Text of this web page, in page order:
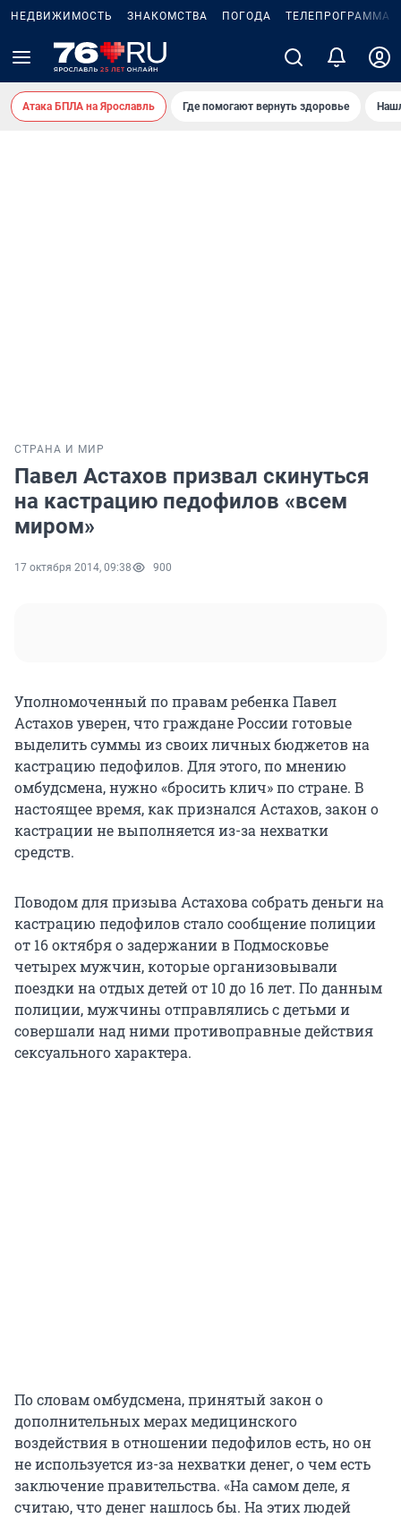
НЕДВИЖИМОСТЬ ЗНАКОМСТВА ПОГОДА ТЕЛЕПРОГРАММА
Атака БПЛА на Ярославль Где помогают вернуть здоровье
СТРАНА И МИР
Павел Астахов призвал скинуться
на кастрацию педофилов «всем
миром»
17 октября 2014, 09:38 900
Уполномоченный по правам ребенка Павел
Астахов уверен, что граждане России готовые
выделить суммы из своих личных бюджетов на
кастрацию педофилов. Для этого, по мнению
омбудсмена, нужно «бросить клич» по стране. В
настоящее время, как признался Астахов, закон о
кастрации не выполняется из-за нехватки
средств.
Поводом для призыва Астахова собрать деньги на
кастрацию педофилов стало сообщение полиции
от 16 октября о задержании в Подмосковье
четырех мужчин, которые организовывали
поездки на отдых детей от 10 до 16 лет. По данным
полиции, мужчины отправлялись с детьми и
совершали над ними противоправные действия
сексуального характера.
По словам омбудсмена, принятый закон о
дополнительных мерах медицинского
воздействия в отношении педофилов есть, но он
не используется из-за нехватки денег, о чем есть
заключение правительства. «На самом деле, я
считаю, что денег нашлось бы. На этих людей